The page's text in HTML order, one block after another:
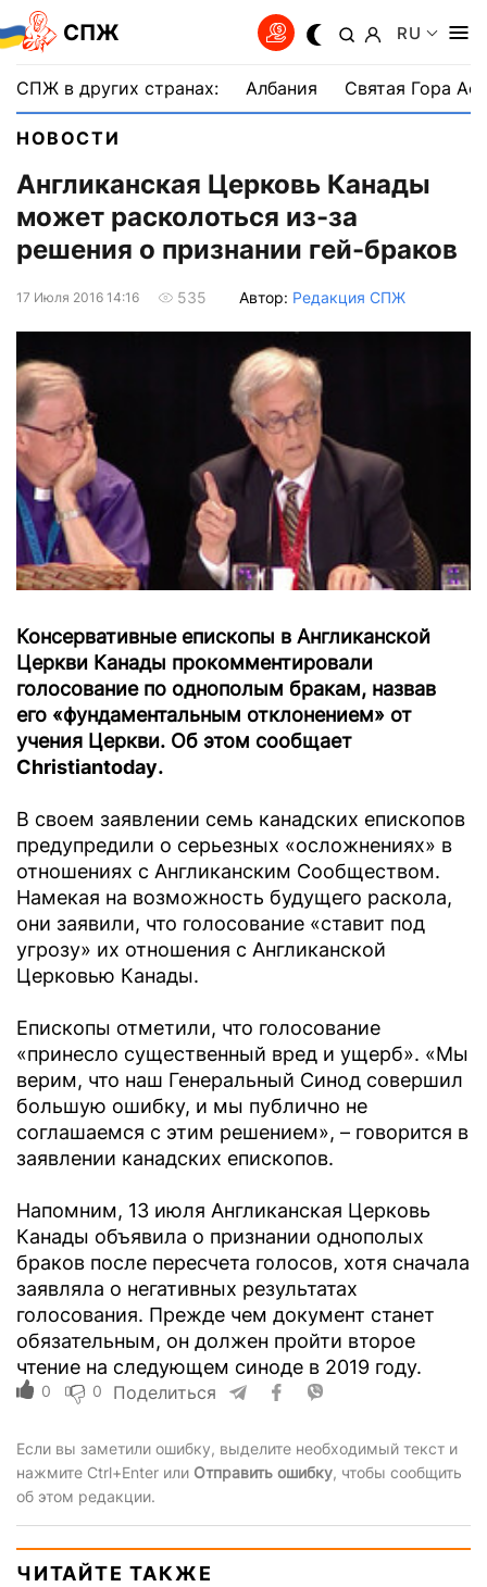
СПЖ RU
СПЖ в других странах: Албания Святая Гора
НОВОСТИ
Англиканская Церковь Канады
может расколоться из-за
решения о признании гей-браков
17 Июля 2016 14:16 535 Автор: Редакция СПЖ
Консервативные епископы в Англиканской
Церкви Канады прокомментировали
голосование по однополым бракам, назвав
его «фундаментальным отклонением» от
учения Церкви. Об этом сообщает
Christiantoday.
В своем заявлении семь канадских епископов
предупредили о серьезных «осложнениях» в
отношениях с Англиканским Сообществом.
Намекая на возможность будущего раскола,
они заявили, что голосование «ставит под
угрозу» их отношения с Англиканской
Церковью Канады.
Епископы отметили, что голосование
«принесло существенный вред и ущерб». «Мы
верим, что наш Генеральный Синод совершил
большую ошибку, и мы публично не
соглашаемся с этим решением», – говорится в
заявлении канадских епископов.
Напомним, 13 июля Англиканская Церковь
Канады объявила о признании однополых
браков после пересчета голосов, хотя сначала
заявляла о негативных результатах
голосования. Прежде чем документ станет
обязательным, он должен пройти второе
чтение на следующем синоде в 2019 году.
0 0 Поделиться
Если вы заметили ошибку, выделите необходимый текст и
нажмите Ctrl+Enter или Отправить ошибку, чтобы сообщить
об этом редакции.
ЧИТАЙТЕ ТАКЖЕ